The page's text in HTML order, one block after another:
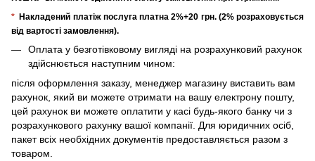
* Накладений платіж послуга платна 2%+20 грн. (2% розраховується
від вартості замовлення).
Оплата у безготівковому вигляді на розрахунковий рахунок
здійснюється наступним чином:
після оформлення заказу, менеджер магазину виставить вам
рахунок, який ви можете отримати на вашу електрону пошту,
цей рахунок ви можете оплатити у касі будь-якого банку чи з
розрахункового рахунку вашої компанії. Для юридичних осіб,
пакет всіх необхідних документів предоставляється разом з
товаром.